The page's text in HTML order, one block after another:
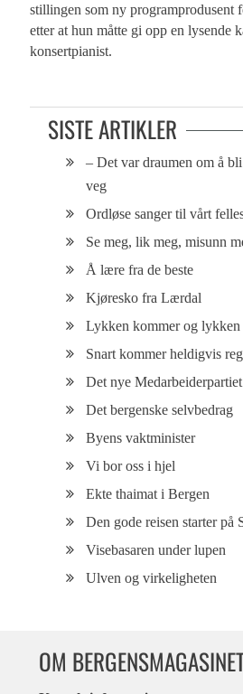
stillingen som ny
etter at hun måtte gi opp en lysende
konsertpianist.
SISTE ARTIKLER
– Det var draumen om å
veg
Ordløse sanger til vårt
Se meg, lik meg, misunn
Å lære fra de beste
Kjøresko fra Lærdal
Lykken kommer og lykken
Snart kommer heldigvis
Det nye Medarbeiderpartiet
Det bergenske selvbedrag
Byens vaktminister
Vi bor oss i hjel
Ekte thaimat i Bergen
Den gode reisen starter på
Visebasaren under lupen
Ulven og virkeligheten
OM